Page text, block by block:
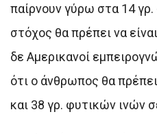
παίρνουν γύρω στα 14
στόχος θα πρέπει να
δε Αμερικανοί
ότι ο άνθρωπος θα
και 38 γρ. φυτικών ινών